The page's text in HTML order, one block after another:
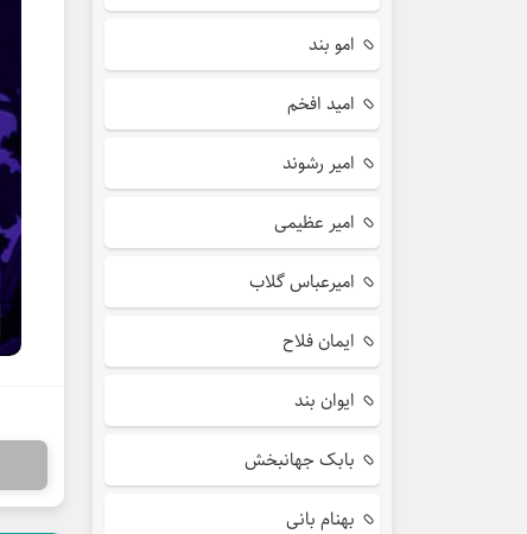
امو بند
امید افخم
امیر رشوند
امیر عظیمی
امیرعباس گلاب
ایمان فلاح
ایوان بند
بابک جهانبخش
بهنام بانی